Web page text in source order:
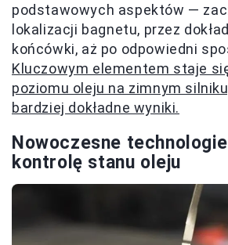
podstawowych aspektów —
lokalizacji bagnetu, przez
końcówki, aż po odpowiedni
Kluczowym elementem staje
poziomu oleju na zimnym
bardziej dokładne wyniki.
Nowoczesne
kontrolę stanu oleju